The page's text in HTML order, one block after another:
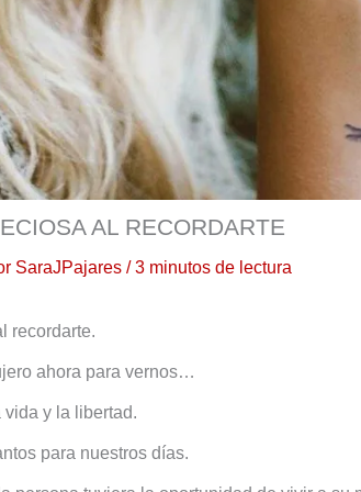
AL RECORDARTE
SaraJPajares /3 minutos de lectura
recordarte.
ahora para vernos…
vida y la libertad.
para nuestros días.